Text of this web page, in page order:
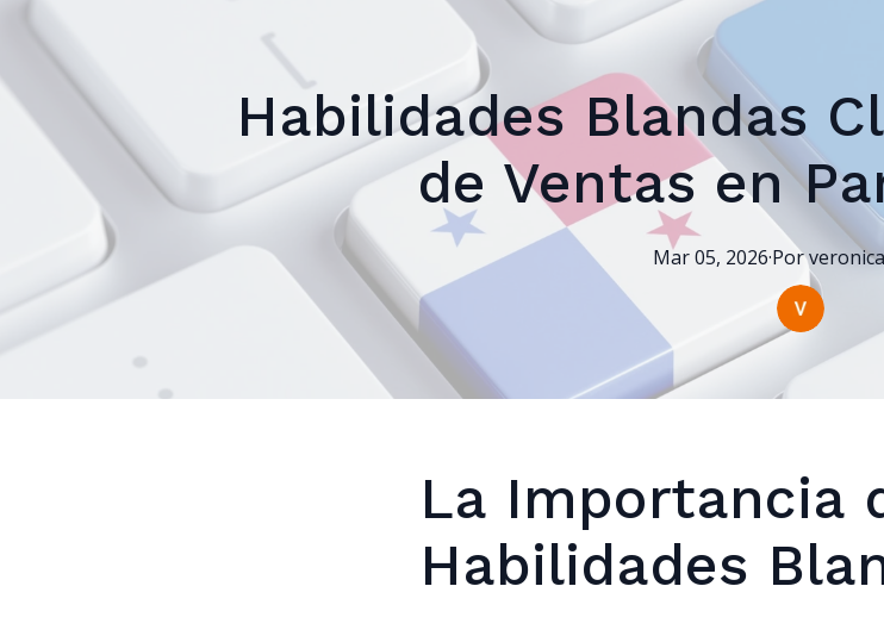
Habilidades Blandas
de Ventas en
Mar 05, 2026·Por veronica
La Importancia
Habilidades